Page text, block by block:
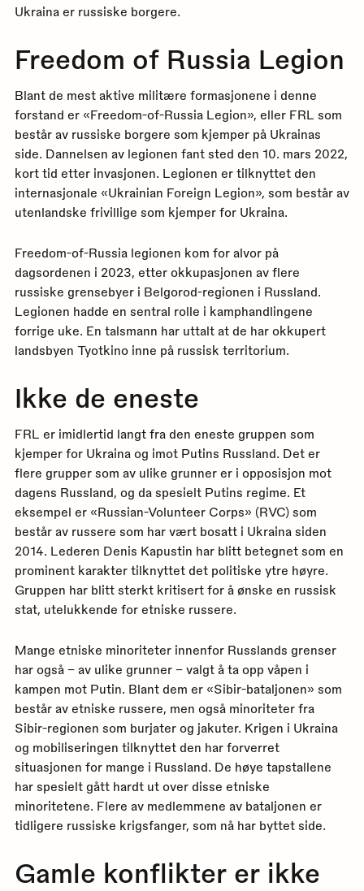
Ukraina er russiske borgere.
Freedom of Russia Legion
Blant de mest aktive militære formasjonene i denne
forstand er «Freedom-of-Russia Legion», eller FRL som
består av russiske borgere som kjemper på Ukrainas
side. Dannelsen av legionen fant sted den 10. mars 2022,
kort tid etter invasjonen. Legionen er tilknyttet den
internasjonale «Ukrainian Foreign Legion», som består av
utenlandske frivillige som kjemper for Ukraina.
Freedom-of-Russia legionen kom for alvor på
dagsordenen i 2023, etter okkupasjonen av flere
russiske grensebyer i Belgorod-regionen i Russland.
Legionen hadde en sentral rolle i kamphandlingene
forrige uke. En talsmann har uttalt at de har okkupert
landsbyen Tyotkino inne på russisk territorium.
Ikke de eneste
FRL er imidlertid langt fra den eneste gruppen som
kjemper for Ukraina og imot Putins Russland. Det er
flere grupper som av ulike grunner er i opposisjon mot
dagens Russland, og da spesielt Putins regime. Et
eksempel er «Russian-Volunteer Corps» (RVC) som
består av russere som har vært bosatt i Ukraina siden
2014. Lederen Denis Kapustin har blitt betegnet som en
prominent karakter tilknyttet det politiske ytre høyre.
Gruppen har blitt sterkt kritisert for å ønske en russisk
stat, utelukkende for etniske russere.
Mange etniske minoriteter innenfor Russlands grenser
har også – av ulike grunner – valgt å ta opp våpen i
kampen mot Putin. Blant dem er «Sibir-bataljonen» som
består av etniske russere, men også minoriteter fra
Sibir-regionen som burjater og jakuter. Krigen i Ukraina
og mobiliseringen tilknyttet den har forverret
situasjonen for mange i Russland. De høye tapstallene
har spesielt gått hardt ut over disse etniske
minoritetene. Flere av medlemmene av bataljonen er
tidligere russiske krigsfanger, som nå har byttet side.
Gamle konflikter er ikke